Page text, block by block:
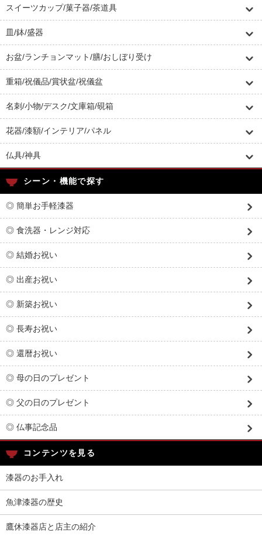
スイーツカップ/菓子器/茶道具
皿/鉢/盛器
お盆/ランチョンマット/膳/おしぼり受け
重箱/祝儀品/賞状盆/祝儀盆
名刺/小物/デスク/文庫箱/硯箱
花器/漆額/インテリア/パネル
仏具/神具
シーン・機能で探す
◎ 簡単お手軽漆器
◎ 食洗器・レンジ対応
◎ 結婚お祝い
◎ 出産お祝い
◎ 新築お祝い
◎ 長寿お祝い
◎ 還暦お祝い
◎ 母の日のプレゼント
◎ 父の日のプレゼント
◎ 仏事記念品
コンテンツを見る
漆器のお手入れ
魚津漆器の歴史
鷹休漆器店と店主の紹介